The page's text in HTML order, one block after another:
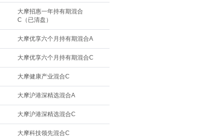
大摩招惠一年持有期混合
C（已清盘）
大摩优享六个月持有期混合A
大摩优享六个月持有期混合C
大摩健康产业混合C
大摩沪港深精选混合A
大摩沪港深精选混合C
大摩科技领先混合C